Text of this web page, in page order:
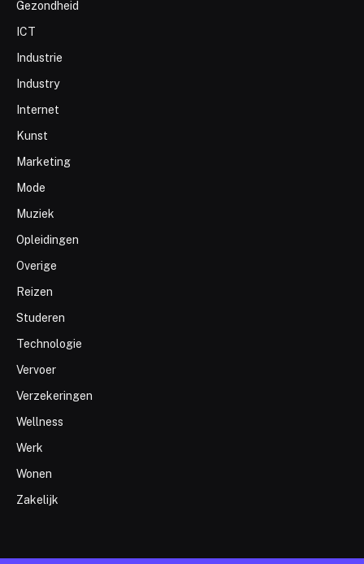
Gezondheid
ICT
Industrie
Industry
Internet
Kunst
Marketing
Mode
Muziek
Opleidingen
Overige
Reizen
Studeren
Technologie
Vervoer
Verzekeringen
Wellness
Werk
Wonen
Zakelijk